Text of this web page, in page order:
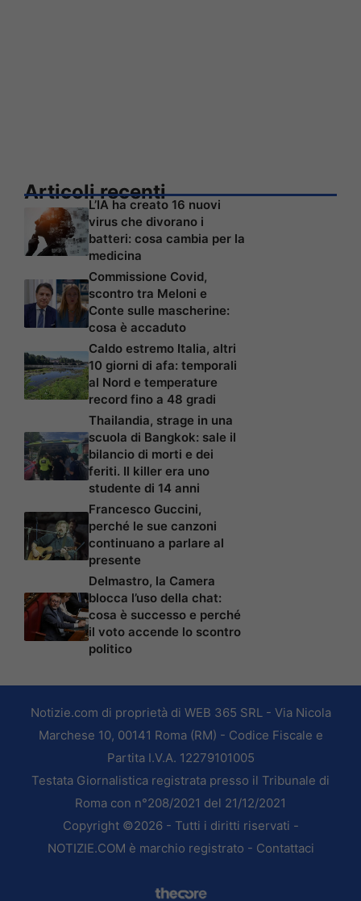
Articoli recenti
L’IA ha creato 16 nuovi
virus che divorano i
batteri: cosa cambia per la
medicina
Commissione Covid,
scontro tra Meloni e
Conte sulle mascherine:
cosa è accaduto
Caldo estremo Italia, altri
10 giorni di afa: temporali
al Nord e temperature
record fino a 48 gradi
Thailandia, strage in una
scuola di Bangkok: sale il
bilancio di morti e dei
feriti. Il killer era uno
studente di 14 anni
Francesco Guccini,
perché le sue canzoni
continuano a parlare al
presente
Delmastro, la Camera
blocca l’uso della chat:
cosa è successo e perché
il voto accende lo scontro
politico
Notizie.com di proprietà di WEB 365 SRL - Via Nicola
Marchese 10, 00141 Roma (RM) - Codice Fiscale e
Partita I.V.A. 12279101005
Testata Giornalistica registrata presso il Tribunale di
Roma con n°208/2021 del 21/12/2021
Copyright ©2026 - Tutti i diritti riservati -
NOTIZIE.COM è marchio registrato - Contattaci